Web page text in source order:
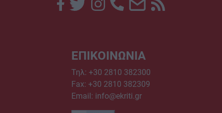
ΕΠΙΚΟΙΝΩΝΙΑ
Τηλ: +30 2810 382300
Fax: +30 2810 382309
Email: info@ekriti.gr